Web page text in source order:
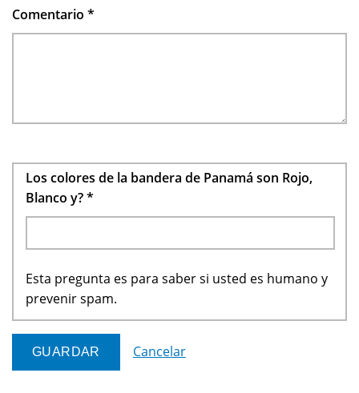
Comentario *
Los colores de la bandera de Panamá son Rojo,
Blanco y?*
Esta pregunta es para saber si usted es humano y
prevenir spam.
Cancelar